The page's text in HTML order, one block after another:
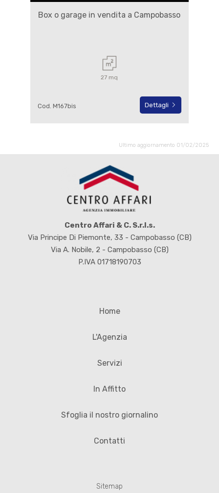
Box o garage in vendita a Campobasso
27 mq
Cod. M167bis Dettagli
Ultimo aggiornamento 01/02/2025
Centro Affari & C. S.r.l.s.
Via Principe Di Piemonte, 33 - Campobasso (CB)
Via A. Nobile, 2 - Campobasso (CB)
P.IVA 01718190703
Home
L'Agenzia
Servizi
In Affitto
Sfoglia il nostro giornalino
Contatti
Sitemap